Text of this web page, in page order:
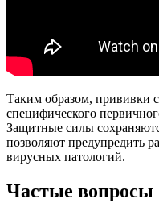
Таким образом, прививки
специфического
Защитные силы
позволяют предупредить
вирусных патологий.
Частые вопросы